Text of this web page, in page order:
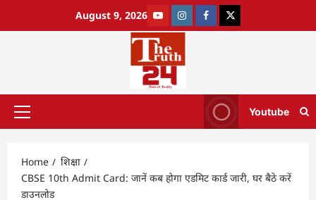
August 9, 2026
Youtube
Home
शिक्षा
CBSE 10th Admit Card: जानें कब होगा एडमिट कार्ड जारी, घर बैठे करें
डाउनलोड